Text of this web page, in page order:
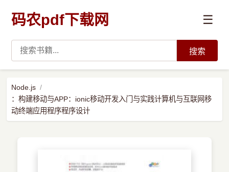
码农pdf下载网 ☰
数据科学与人工智能
搜索
Node.js
：构建移动与APP：ionic移动开发入门与实践计算机与互联网移
动终端应用程序程序设计